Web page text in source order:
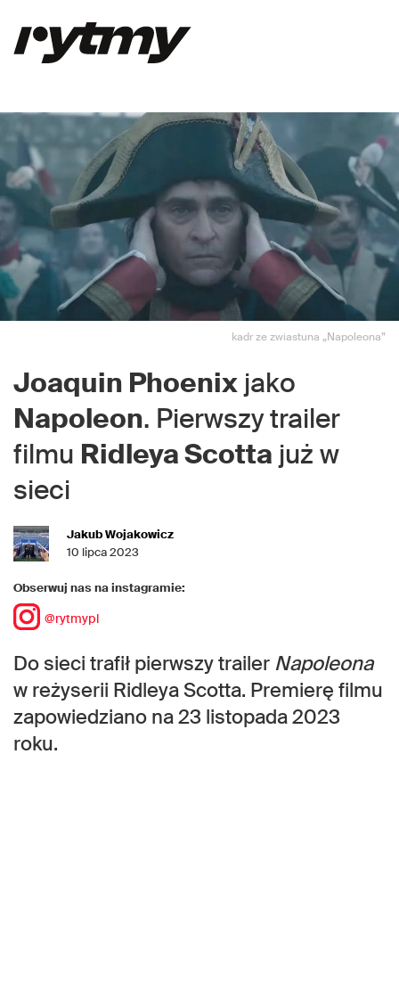
kadr ze zwiastuna „Napoleona”
Joaquin Phoenix jako
Napoleon. Pierwszy trailer
filmu Ridleya Scotta już w
sieci
Jakub Wojakowicz
10 lipca 2023
Obserwuj nas na instagramie:
@rytmypl
Do sieci trafił pierwszy trailer Napoleona
w reżyserii Ridleya Scotta. Premierę filmu
zapowiedziano na 23 listopada 2023
roku.